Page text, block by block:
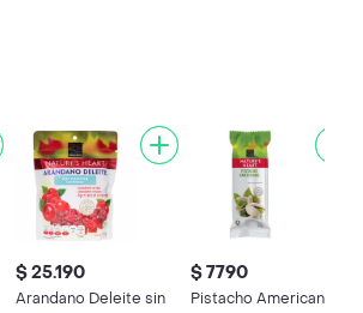
$ 25.190
Arandano Deleite sin
$ 7790
Pistacho Americano